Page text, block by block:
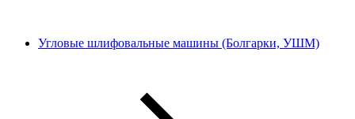
Угловые шлифовальные машины (Болгарки, УШМ)